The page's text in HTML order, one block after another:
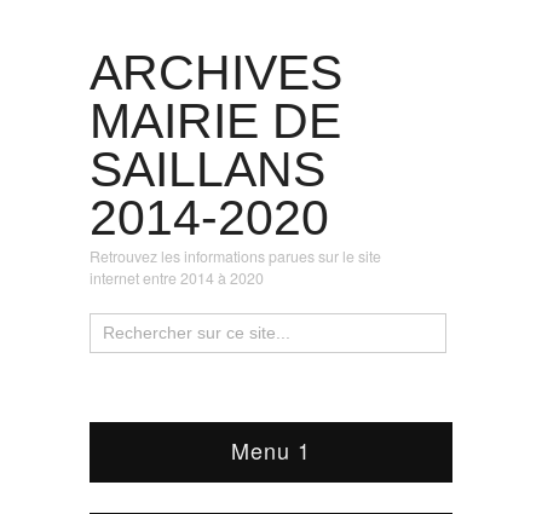
ARCHIVES
MAIRIE DE
SAILLANS
2014-2020
Retrouvez les informations parues sur le site
internet entre 2014 à 2020
Menu 1